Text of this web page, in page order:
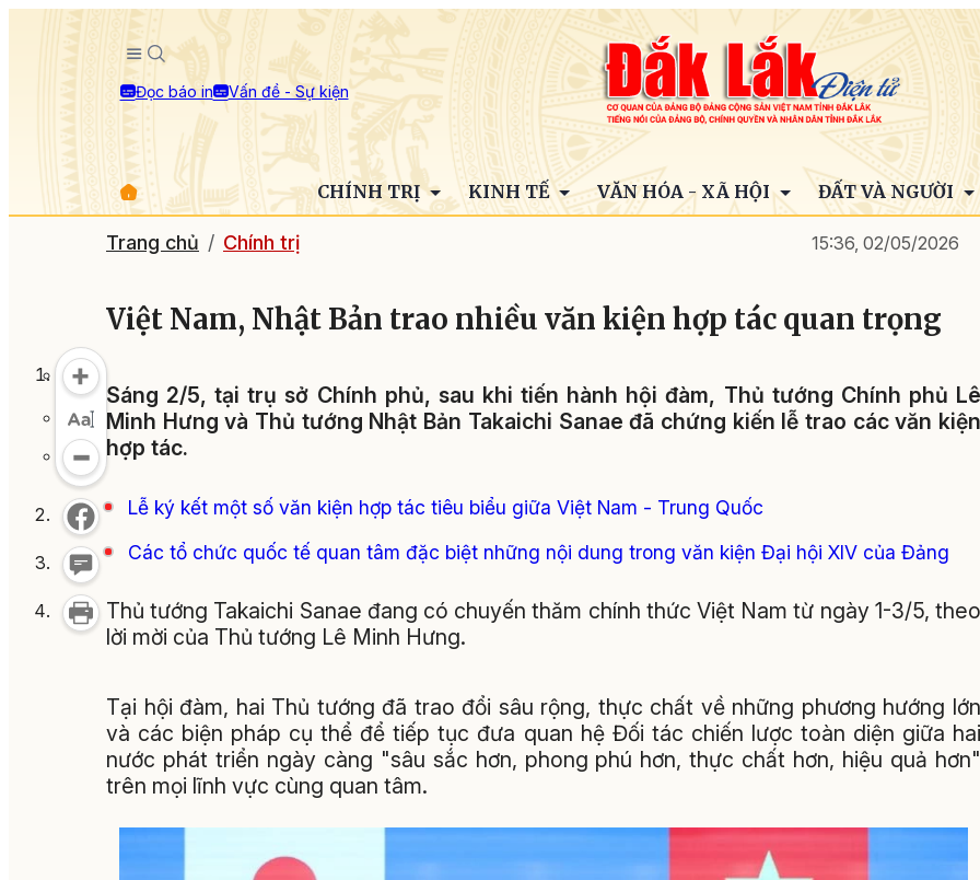
Đọc báo in Vấn đề - Sự kiện
CHÍNH TRỊ KINH TẾ VĂN HÓA - XÃ HỘI ĐẤT VÀ NGƯỜI
Trang chủ Chính trị 15:36, 02/05/2026
Việt Nam, Nhật Bản trao nhiều văn kiện hợp tác quan trọng
Sáng 2/5, tại trụ sở Chính phủ, sau khi tiến hành hội đàm, Thủ tướng Chính phủ Lê
Minh Hưng và Thủ tướng Nhật Bản Takaichi Sanae đã chứng kiến lễ trao các văn kiện
hợp tác.
Lễ ký kết một số văn kiện hợp tác tiêu biểu giữa Việt Nam - Trung Quốc
Các tổ chức quốc tế quan tâm đặc biệt những nội dung trong văn kiện Đại hội XIV của Đảng
Thủ tướng Takaichi Sanae đang có chuyến thăm chính thức Việt Nam từ ngày 1-3/5, theo
lời mời của Thủ tướng Lê Minh Hưng.
Tại hội đàm, hai Thủ tướng đã trao đổi sâu rộng, thực chất về những phương hướng lớn
và các biện pháp cụ thể để tiếp tục đưa quan hệ Đối tác chiến lược toàn diện giữa hai
nước phát triển ngày càng "sâu sắc hơn, phong phú hơn, thực chất hơn, hiệu quả hơn"
trên mọi lĩnh vực cùng quan tâm.